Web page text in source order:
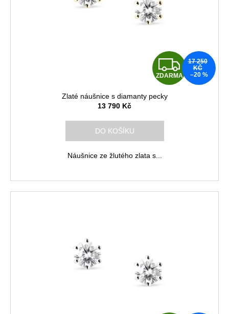
Z
D
ZDARMA
17 250
KČ
–20 %
Zlaté náušnice s diamanty pecky
13 790 Kč
DO KOŠÍKU
Náušnice ze žlutého zlata s...